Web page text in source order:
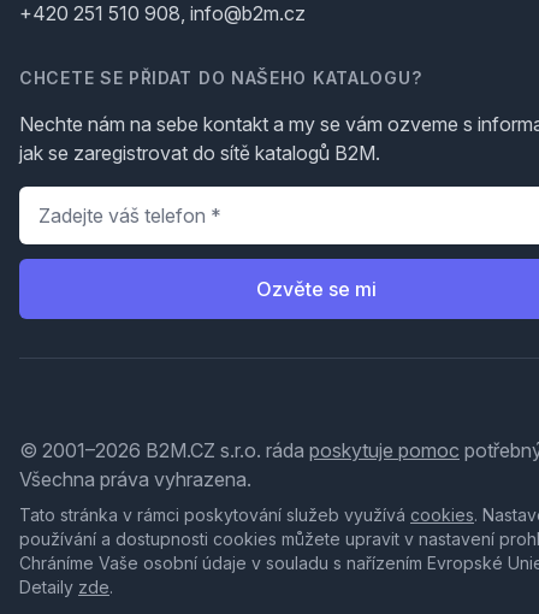
+420 251 510 908, info@b2m.cz
CHCETE SE PŘIDAT DO NAŠEHO KATALOGU?
Nechte nám na sebe kontakt a my se vám ozveme s
jak se zaregistrovat do sítě katalogů B2M.
Telefon
Ozvěte se mi
© 2001–2026 B2M.CZ s.r.o. ráda poskytuje pomoc
Všechna práva vyhrazena.
Tato stránka v rámci poskytování služeb využívá cookies.
používání a dostupnosti cookies můžete upravit v nastavení
Chráníme Vaše osobní údaje v souladu s nařízením Evropské
Detaily zde.